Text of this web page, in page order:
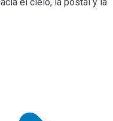
el cielo, la postal y la